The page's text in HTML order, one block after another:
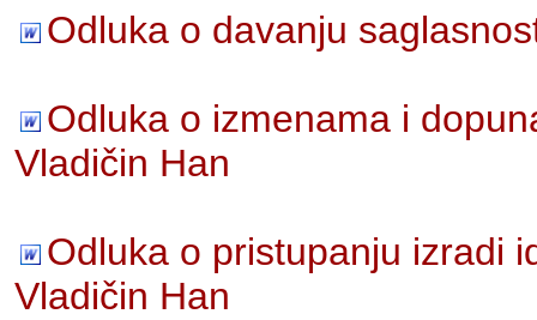
Odluka o davanju
Odluka o izmenama i
Vladičin Han
Odluka o pristupanju izradi
Vladičin Han